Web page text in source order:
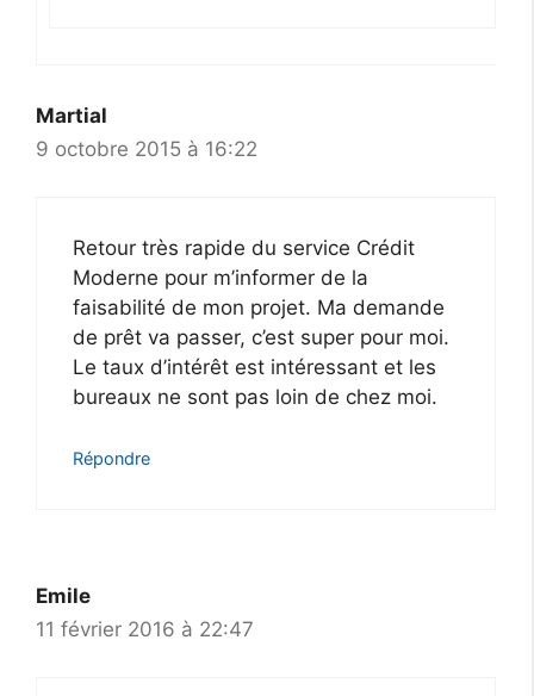
Martial
9 octobre 2015 à 16:22
Retour très rapide du service Crédit
Moderne pour m’informer de la
faisabilité de mon projet. Ma demande
de prêt va passer, c’est super pour moi.
Le taux d’intérêt est intéressant et les
bureaux ne sont pas loin de chez moi.
Répondre
Emile
11 février 2016 à 22:47